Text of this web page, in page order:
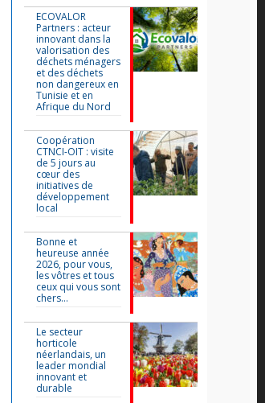
ECOVALOR
Partners : acteur
innovant dans la
valorisation des
déchets ménagers
et des déchets
non dangereux en
Tunisie et en
Afrique du Nord
Coopération
CTNCI-OIT : visite
de 5 jours au
cœur des
initiatives de
développement
local
Bonne et
heureuse année
2026, pour vous,
les vôtres et tous
ceux qui vous sont
chers…
Le secteur
horticole
néerlandais, un
leader mondial
innovant et
durable